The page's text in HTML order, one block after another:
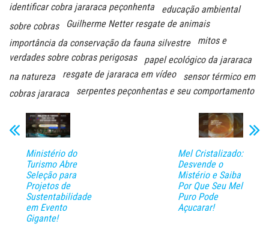
identificar cobra jararaca peçonhenta
educação ambiental
sobre cobras
Guilherme Netter resgate de animais
importância da conservação da fauna silvestre
mitos e
verdades sobre cobras perigosas
papel ecológico da jararaca
na natureza
resgate de jararaca em vídeo
sensor térmico em
cobras jararaca
serpentes peçonhentas e seu comportamento
Ministério do
Turismo Abre
Seleção para
Projetos de
Sustentabilidade
em Evento
Gigante!
Mel Cristalizado:
Desvende o
Mistério e Saiba
Por Que Seu Mel
Puro Pode
Açucarar!